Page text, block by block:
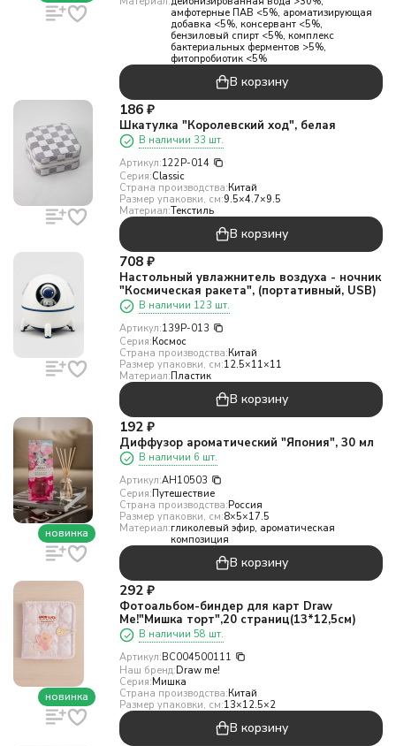
амфотерные ПАВ <5%, ароматизирующая
добавка <5%, консервант <5%,
бензиловый спирт <5%, комплекс
бактериальных ферментов >5%,
фитопробиотик <5%
В корзину
186 ₽
Шкатулка "Королевский ход", белая
В наличии 33 шт.
Артикул:122P-014
Серия:Classic
Страна производства:Китай
Размер упаковки, см:9.5×4.7×9.5
Материал:Текстиль
В корзину
708 ₽
Настольный увлажнитель воздуха - ночник
"Космическая ракета", (портативный, USB)
В наличии 123 шт.
Артикул:139P-013
Серия:Космос
Страна производства:Китай
Размер упаковки, см:12.5×11×11
Материал:Пластик
В корзину
новинка
192 ₽
Диффузор ароматический "Япония", 30 мл
В наличии 6 шт.
Артикул:AH10503
Серия:Путешествие
Страна производства:Россия
Размер упаковки, см:8×5×17.5
Материал:гликолевый эфир, ароматическая
композиция
В корзину
новинка
292 ₽
Фотоальбом-биндер для карт Draw
Me!"Мишка торт",20 страниц(13*12,5см)
В наличии 58 шт.
Артикул:BC004500111
Наш бренд:Draw me!
Серия:Мишка
Страна производства:Китай
Размер упаковки, см:13×12.5×2
В корзину